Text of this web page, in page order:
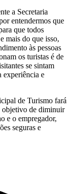
a Secretaria
entendermos que
que todos
mais do que isso,
às pessoas
os turistas é de
se sintam
experiência e
de Turismo fará
objetivo de diminuir
e o empregador,
seguras e